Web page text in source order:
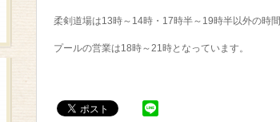
柔剣道場は13時～14時・17時半～19時半以外の時
プールの営業は18時～21時となっています。